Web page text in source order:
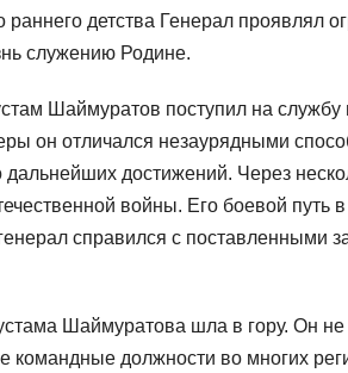
детства Генерал проявлял
служению Родине.
Шаймуратов поступил на
он отличался незаурядными
достижений. Через
войны. Его боевой путь
справился с поставленными
Шаймуратова шла в гору. Он
командные должности во многих